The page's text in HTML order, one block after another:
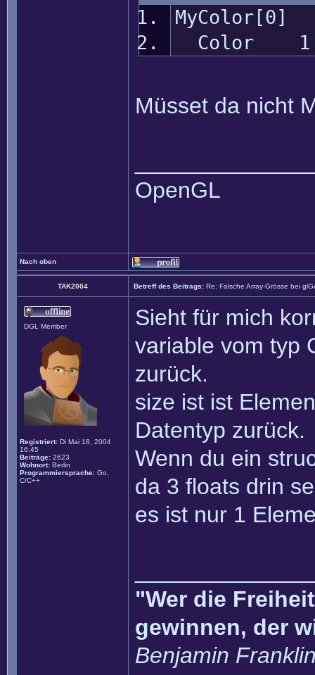
Color 1
Müsset da nicht
OpenGL
Nach oben
TAK2004 Betreff des Beitrags: Re: Falsche Array-Grösse bei
DGL Member
Registriert: Di Mai 18, 2004
16:45
Beiträge: 2623
Wohnort: Berlin
Programmiersprache: Go,
C/C++
Sieht für mich
variable vom typ
zurück.
size ist ist
Datentyp zurück.
Wenn du ein
da 3 floats drin
es ist nur 1
"Wer die
gewinnen, der
Benjamin